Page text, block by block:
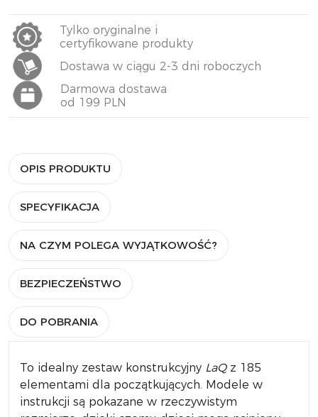
Tylko oryginalne i
certyfikowane produkty
Dostawa w ciągu 2-3 dni roboczych
Darmowa dostawa
od 199 PLN
OPIS PRODUKTU
SPECYFIKACJA
NA CZYM POLEGA WYJĄTKOWOŚĆ?
BEZPIECZEŃSTWO
DO POBRANIA
To idealny zestaw konstrukcyjny LaQz 185
elementami dla początkujących. Modele w
instrukcji są pokazane w rzeczywistym